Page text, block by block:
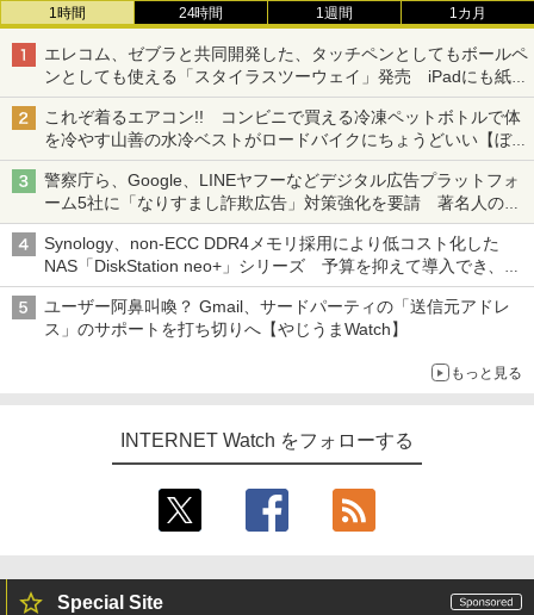
1時間 24時間 1週間 1カ月
エレコム、ゼブラと共同開発した、タッチペンとしてもボールペ
ンとしても使える「スタイラスツーウェイ」発売 iPadにも紙に
も、持ち替えずに書き込める
これぞ着るエアコン!! コンビニで買える冷凍ペットボトルで体
を冷やす山善の水冷ベストがロードバイクにちょうどいい【ぼっ
ち・ざ・ろーど！その14】【空いた時間でなにしてる？】
警察庁ら、Google、LINEヤフーなどデジタル広告プラットフォ
ーム5社に「なりすまし詐欺広告」対策強化を要請 著名人の写
真や映像を使った投資詐欺などへの対策として
Synology、non-ECC DDR4メモリ採用により低コスト化した
NAS「DiskStation neo+」シリーズ 予算を抑えて導入でき、
ECCメモリへのアップグレードも可能
ユーザー阿鼻叫喚？ Gmail、サードパーティの「送信元アドレ
ス」のサポートを打ち切りへ【やじうまWatch】
もっと見る
INTERNET Watch をフォローする
Special Site